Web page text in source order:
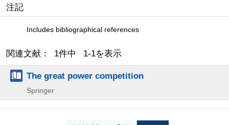
注記
Includes bibliographical references
関連文献： 1件中 1-1を表示
The great power competition
Springer